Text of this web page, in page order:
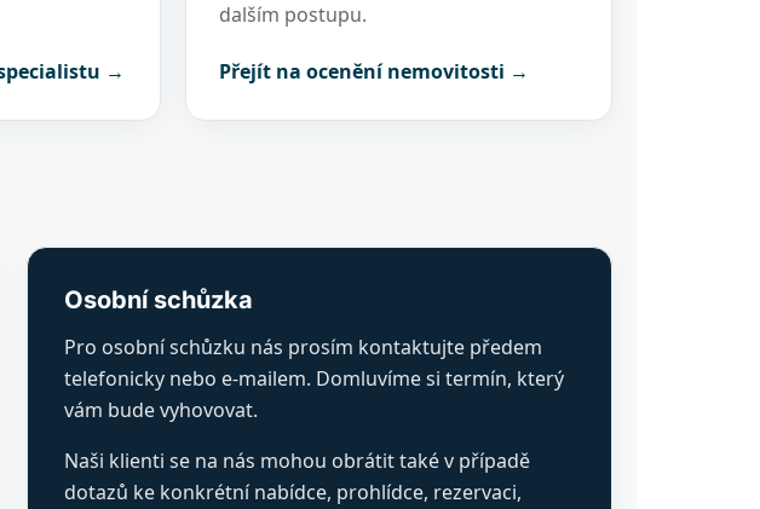
→
dalším postupu.
Přejít na ocenění nemovitosti →
Osobní schůzka
Pro osobní schůzku nás prosím kontaktujte předem
telefonicky nebo e-mailem. Domluvíme si termín, který
vám bude vyhovovat.
Naši klienti se na nás mohou obrátit také v případě
dotazů ke konkrétní nabídce, prohlídce, rezervaci,